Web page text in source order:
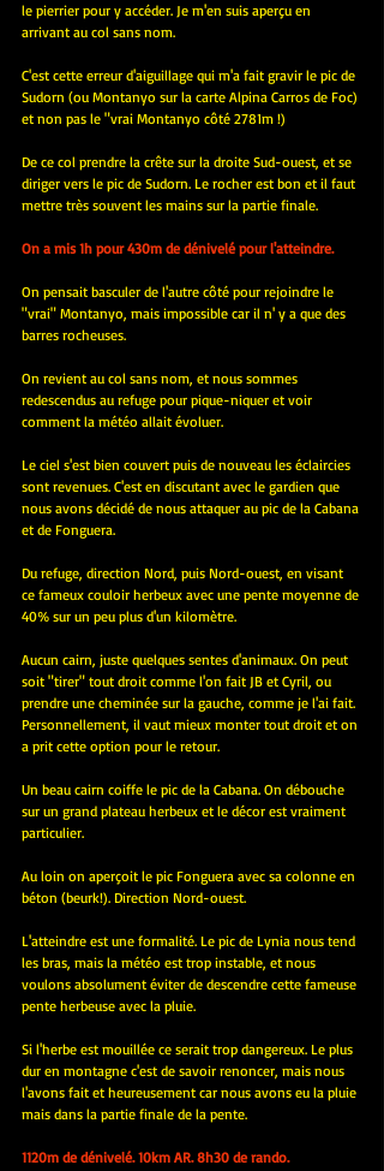
le pierrier pour y accéder. Je m'en suis aperçu en
arrivant au col sans nom.
C'est cette erreur d'aiguillage qui m'a fait gravir le pic de
Sudorn (ou Montanyo sur la carte Alpina Carros de Foc)
et non pas le "vrai Montanyo côté 2781m !)
De ce col prendre la crête sur la droite Sud-ouest, et se
diriger vers le pic de Sudorn. Le rocher est bon et il faut
mettre très souvent les mains sur la partie finale.
On a mis 1h pour 430m de dénivelé pour l'atteindre.
On pensait basculer de l'autre côté pour rejoindre le
"vrai" Montanyo, mais impossible car il n' y a que des
barres rocheuses.
On revient au col sans nom, et nous sommes
redescendus au refuge pour pique-niquer et voir
comment la météo allait évoluer.
Le ciel s'est bien couvert puis de nouveau les éclaircies
sont revenues. C'est en discutant avec le gardien que
nous avons décidé de nous attaquer au pic de la Cabana
et de Fonguera.
Du refuge, direction Nord, puis Nord-ouest, en visant
ce fameux couloir herbeux avec une pente moyenne de
40% sur un peu plus d'un kilomètre.
Aucun cairn, juste quelques sentes d'animaux. On peut
soit "tirer" tout droit comme l'on fait JB et Cyril, ou
prendre une cheminée sur la gauche, comme je l'ai fait.
Personnellement, il vaut mieux monter tout droit et on
a prit cette option pour le retour.
Un beau cairn coiffe le pic de la Cabana. On débouche
sur un grand plateau herbeux et le décor est vraiment
particulier.
Au loin on aperçoit le pic Fonguera avec sa colonne en
béton (beurk!). Direction Nord-ouest.
L'atteindre est une formalité. Le pic de Lynia nous tend
les bras, mais la météo est trop instable, et nous
voulons absolument éviter de descendre cette fameuse
pente herbeuse avec la pluie.
Si l'herbe est mouillée ce serait trop dangereux. Le plus
dur en montagne c'est de savoir renoncer, mais nous
l'avons fait et heureusement car nous avons eu la pluie
mais dans la partie finale de la pente.
1120m de dénivelé. 10km AR. 8h30 de rando.